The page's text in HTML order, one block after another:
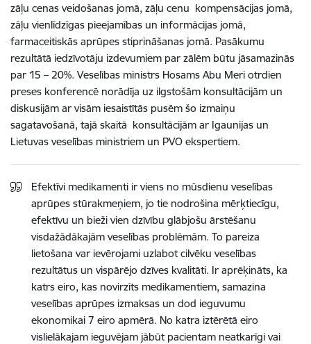
zāļu cenas veidošanas jomā, zāļu cenu kompensācijas jomā,
zāļu vienlīdzīgas pieejamības un informācijas jomā,
farmaceitiskās aprūpes stiprināšanas jomā. Pasākumu
rezultātā iedzīvotāju izdevumiem par zālēm būtu jāsamazinās
par 15 – 20%. Veselības ministrs Hosams Abu Meri otrdien
preses konferencē norādīja uz ilgstošām konsultācijām un
diskusijām ar visām iesaistītās pusēm šo izmaiņu
sagatavošanā, tajā skaitā konsultācijām ar Igaunijas un
Lietuvas veselības ministriem un PVO ekspertiem.
Efektīvi medikamenti ir viens no mūsdienu veselības
aprūpes stūrakmeņiem, jo tie nodrošina mērķtiecīgu,
efektīvu un bieži vien dzīvību glābjošu ārstēšanu
visdažādākajām veselības problēmām. To pareiza
lietošana var ievērojami uzlabot cilvēku veselības
rezultātus un vispārējo dzīves kvalitāti. Ir aprēķināts, ka
katrs eiro, kas novirzīts medikamentiem, samazina
veselības aprūpes izmaksas un dod ieguvumu
ekonomikai 7 eiro apmērā. No katra iztērētā eiro
vislielākajam ieguvējam jābūt pacientam neatkarīgi vai